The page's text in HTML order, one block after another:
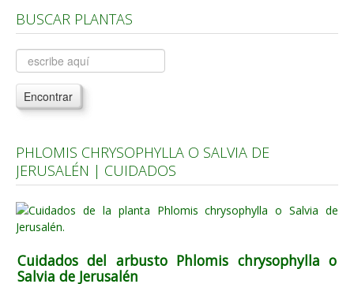
Árboles, Cicas y Palmeras de la G a la Z
Plantas Anuales y Perennes
Plantas Bulbosas y Acuáticas
Plantas de Interior
Plantas Aromáticas y de Huerto
Plantas Carnívoras y Orquídeas
Consejos
Hemisferio Sur
BUSCAR PLANTAS
Encontrar
PHLOMIS CHRYSOPHYLLA O SALVIA DE
JERUSALÉN | CUIDADOS
Cuidados del arbusto Phlomis chrysophylla o
Salvia de Jerusalén